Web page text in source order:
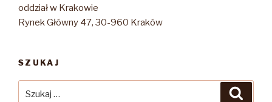
oddział w Krakowie
Rynek Główny 47, 30-960 Kraków
SZUKAJ